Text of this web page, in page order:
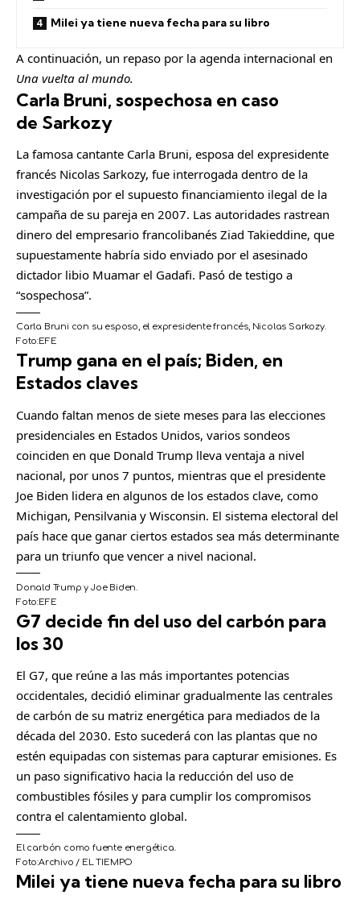
Milei ya tiene nueva fecha para su libro
A continuación, un repaso por la agenda internacional en
Una vuelta al mundo.
Carla Bruni, sospechosa en caso
de Sarkozy
La famosa cantante Carla Bruni, esposa del expresidente
francés Nicolas Sarkozy, fue interrogada dentro de la
investigación por el supuesto financiamiento ilegal de la
campaña de su pareja en 2007. Las autoridades rastrean
dinero del empresario francolibanés Ziad Takieddine, que
supuestamente habría sido enviado por el asesinado
dictador libio Muamar el Gadafi. Pasó de testigo a
“sospechosa”.
Carla Bruni con su esposo, el expresidente francés, Nicolas Sarkozy.
Foto:EFE
C
o
p
a
r
t
i
r
Trump gana en el país; Biden, en
Estados claves
Cuando faltan menos de siete meses para las elecciones
presidenciales en Estados Unidos, varios sondeos
coinciden en que Donald Trump lleva ventaja a nivel
nacional, por unos 7 puntos, mientras que el presidente
Joe Biden lidera en algunos de los estados clave, como
Michigan, Pensilvania y Wisconsin. El sistema electoral del
país hace que ganar ciertos estados sea más determinante
para un triunfo que vencer a nivel nacional.
Donald Trump y Joe Biden.
Foto:EFE
C
o
p
a
r
t
i
r
G7 decide fin del uso del carbón para
los 30
El G7, que reúne a las más importantes potencias
occidentales, decidió eliminar gradualmente las centrales
de carbón de su matriz energética para mediados de la
década del 2030. Esto sucederá con las plantas que no
estén equipadas con sistemas para capturar emisiones. Es
un paso significativo hacia la reducción del uso de
combustibles fósiles y para cumplir los compromisos
contra el calentamiento global.
El carbón como fuente energética.
Foto:Archivo / EL TIEMPO
C
Milei ya tiene nueva fecha para su libro